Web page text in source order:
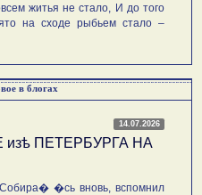
житья не стало, И до того
на сходе рыбьем стало –
в блогах
14.07.2026
изѣ ПЕТЕРБУРГА НА
�сь вновь, вспомнил